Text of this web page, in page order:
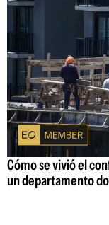
Cómo se vivió el
un departamento